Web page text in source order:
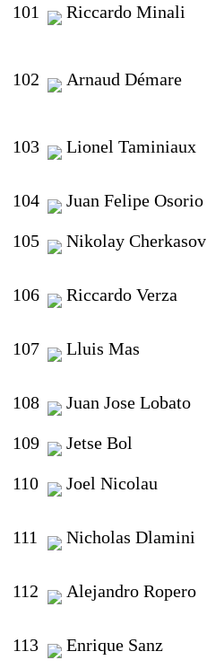
101 Riccardo Minali
102 Arnaud Démare
103 Lionel Taminiaux
104 Juan Felipe Osorio
105 Nikolay Cherkasov
106 Riccardo Verza
107 Lluis Mas
108 Juan Jose Lobato
109 Jetse Bol
110 Joel Nicolau
111 Nicholas Dlamini
112 Alejandro Ropero
113 Enrique Sanz